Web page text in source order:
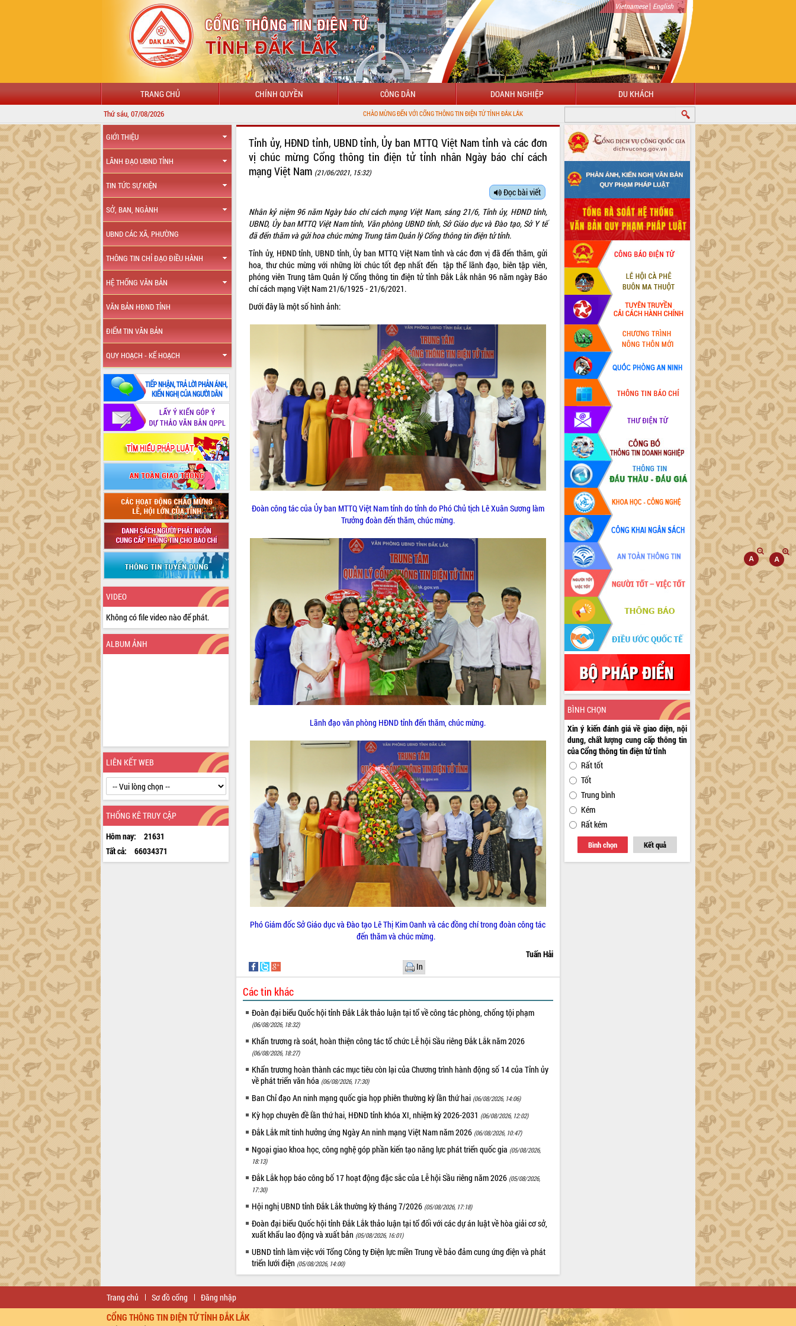
Vietnamese| English
TRANG CHỦ CHÍNH QUYỀN CÔNG DÂN DOANH NGHIỆP DU KHÁCH
Thứ sáu, 07/08/2026 CHÀO MỪNG ĐẾN VỚI CỔNG THÔNG TIN ĐIỆN TỬ TỈNH ĐẮK LẮK
GIỚI THIỆU
LÃNH ĐẠO UBND TỈNH
TIN TỨC SỰ KIỆN
SỞ, BAN, NGÀNH
UBND CÁC XÃ, PHƯỜNG
THÔNG TIN CHỈ ĐẠO ĐIỀU HÀNH
HỆ THỐNG VĂN BẢN
VĂN BẢN HĐND TỈNH
ĐIỂM TIN VĂN BẢN
QUY HOẠCH - KẾ HOẠCH
VIDEO
Không có file video nào để phát.
ALBUM ẢNH
LIÊN KẾT WEB
THỐNG KÊ TRUY CẬP
Hôm nay:
21631
Tất cả:
66034371
Tỉnh ủy, HĐND tỉnh, UBND tỉnh, Ủy ban MTTQ Việt Nam tỉnh và các đơn
vị chúc mừng Cổng thông tin điện tử tỉnh nhân Ngày báo chí cách
mạng Việt Nam (21/06/2021, 15:32)
Đọc bài viết
Nhân kỷ niệm 96 năm Ngày báo chí cách mạng Việt Nam, sáng 21/6, Tỉnh ủy, HĐND tỉnh,
UBND, Ủy ban MTTQ Việt Nam tỉnh, Văn phòng UBND tỉnh, Sở Giáo dục và Đào tạo, Sở Y tế
đã đến thăm và gửi hoa chúc mừng Trung tâm Quản lý Cổng thông tin điện tử tỉnh.
Tỉnh ủy, HĐND tỉnh, UBND tỉnh, Ủy ban MTTQ Việt Nam tỉnh và các đơn vị đã đến thăm, gửi
hoa, thư chúc mừng với những lời chúc tốt đẹp nhất đến tập thể lãnh đạo, biên tập viên,
phóng viên Trung tâm Quản lý Cổng thông tin điện tử tỉnh Đắk Lắk nhân 96 năm ngày Báo
chí cách mạng Việt Nam 21/6/1925 - 21/6/2021.
Dưới đây là một số hình ảnh:
Đoàn công tác của Ủy ban MTTQ Việt Nam tỉnh do tỉnh do Phó Chủ tịch Lê Xuân Sương làm
Trưởng đoàn đến thăm, chúc mừng.
Lãnh đạo văn phòng HĐND tỉnh đến thăm, chúc mừng.
Phó Giám đốc Sở Giáo dục và Đào tạo Lê Thị Kim Oanh và các đồng chí trong đoàn công tác
đến thăm và chúc mừng.
Tuấn Hải
In
Các tin khác
Đoàn đại biểu Quốc hội tỉnh Đắk Lắk thảo luận tại tổ về công tác phòng, chống tội phạm
(06/08/2026, 18:32)
Khẩn trương rà soát, hoàn thiện công tác tổ chức Lễ hội Sầu riêng Đắk Lắk năm 2026
(06/08/2026, 18:27)
Khẩn trương hoàn thành các mục tiêu còn lại của Chương trình hành động số 14 của Tỉnh ủy
về phát triển văn hóa (06/08/2026, 17:30)
Ban Chỉ đạo An ninh mạng quốc gia họp phiên thường kỳ lần thứ hai (06/08/2026, 14:06)
Kỳ họp chuyên đề lần thứ hai, HĐND tỉnh khóa XI, nhiệm kỳ 2026-2031 (06/08/2026, 12:02)
Đắk Lắk mít tinh hưởng ứng Ngày An ninh mạng Việt Nam năm 2026 (06/08/2026, 10:47)
Ngoại giao khoa học, công nghệ góp phần kiến tạo năng lực phát triển quốc gia (05/08/2026,
18:13)
Đắk Lắk họp báo công bố 17 hoạt động đặc sắc của Lễ hội Sầu riêng năm 2026 (05/08/2026,
17:30)
Hội nghị UBND tỉnh Đắk Lắk thường kỳ tháng 7/2026 (05/08/2026, 17:18)
Đoàn đại biểu Quốc hội tỉnh Đắk Lắk thảo luận tại tổ đối với các dự án luật về hòa giải cơ sở,
xuất khẩu lao động và xuất bản (05/08/2026, 16:01)
UBND tỉnh làm việc với Tổng Công ty Điện lực miền Trung về bảo đảm cung ứng điện và phát
triển lưới điện (05/08/2026, 14:00)
BÌNH CHỌN
Xin ý kiến đánh giá về giao diện, nội
dung, chất lượng cung cấp thông tin
của Cổng thông tin điện tử tỉnh
Rất tốt
Tốt
Trung bình
Kém
Rất kém
Bình chọn Kết quả
Trang chủ Sơ đồ cổng Đăng nhập
CỔNG THÔNG TIN ĐIỆN TỬ TỈNH ĐẮK LẮK